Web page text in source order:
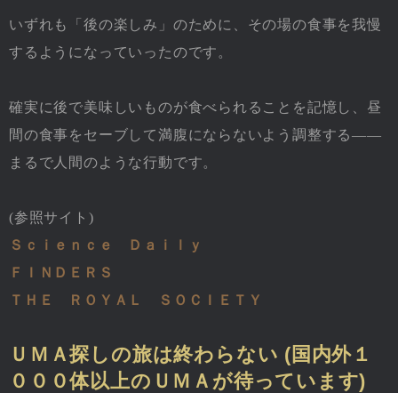
いずれも「後の楽しみ」のために、その場の食事を我慢
するようになっていったのです。
確実に後で美味しいものが食べられることを記憶し、昼
間の食事をセーブして満腹にならないよう調整する――
まるで人間のような行動です。
(参照サイト)
Ｓｃｉｅｎｃｅ Ｄａｉｌｙ
ＦＩＮＤＥＲＳ
ＴＨＥ ＲＯＹＡＬ ＳＯＣＩＥＴＹ
ＵＭＡ探しの旅は終わらない (国内外１
０００体以上のＵＭＡが待っています)